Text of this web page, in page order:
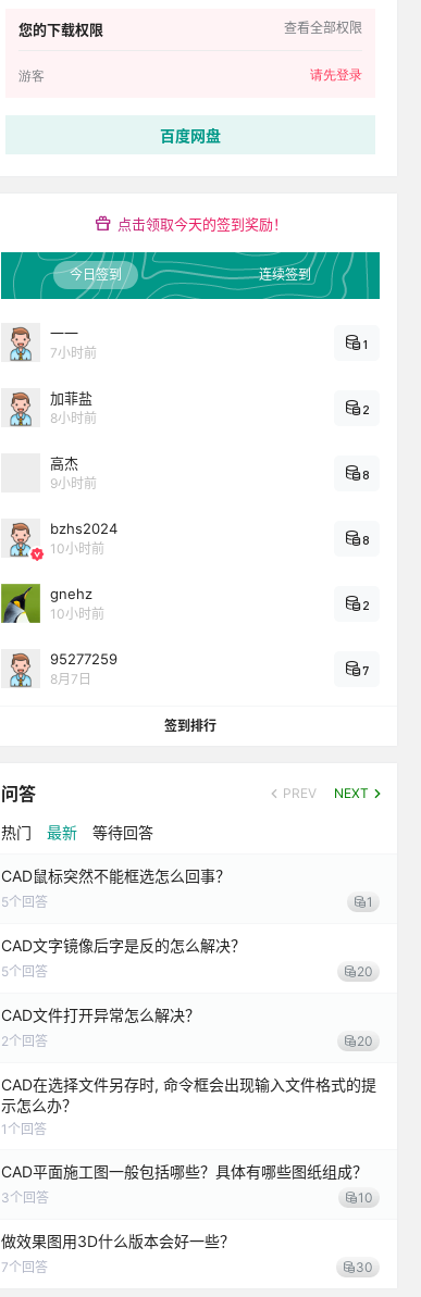
您的下载权限 查看全部权限
游客 请先登录
百度网盘
点击领取今天的签到奖励！
今日签到 连续签到
一一
7小时前
1
加菲盐
8小时前
2
高杰
9小时前
8
bzhs2024
10小时前
8
gnehz
10小时前
2
95277259
8月7日
7
签到排行
问答 PREV NEXT
热门 最新 等待回答
CAD鼠标突然不能框选怎么回事？
5个回答 1
CAD文字镜像后字是反的怎么解决？
5个回答 20
CAD文件打开异常怎么解决？
2个回答 20
CAD在选择文件另存时, 命令框会出现输入文件格式的提
示怎么办？
1 个回答
CAD平面施工图一般包括哪些？具体有哪些图纸组成？
3个回答 10
做效果图用3D什么版本会好一些？
7个回答 30